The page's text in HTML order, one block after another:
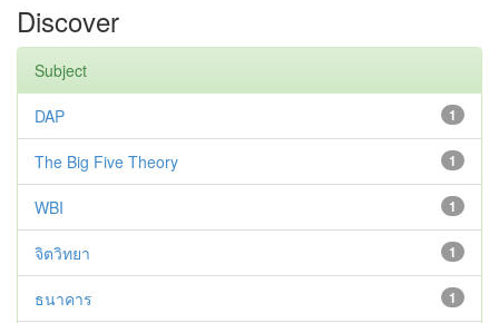
Discover
Subject
1
DAP
1
The Big Five Theory
1
WBI
1
จิตวิทยา
1
ธนาคาร